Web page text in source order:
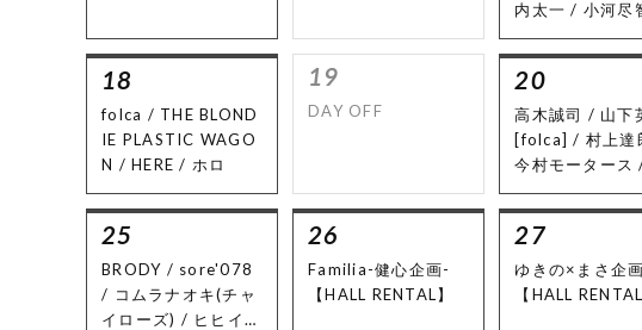
内太一 / 小河尽
am you are] /
とミフ[the
ce] / アキタタク
egecko]
18
folca / THE BLOND
IE PLASTIC WAGO
N / HERE / ホロ
19
DAY OFF
20
高木誠司 / 山下
[folca] / 村上達
今村モータース
上貴博(Gt.爲川
folca) / 西海岸
男[オテモトチョ
スティックス]
25
BRODY / sore'078
/ コムラナオキ(チャ
イローズ) / ヒヒイロ
26
Familia-健心企画-
【HALL RENTAL】
27
ゆきの×まさ企画
【HALL RENTAL